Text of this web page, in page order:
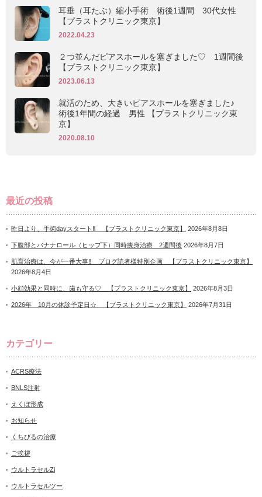
耳垂（耳たぶ）縮小手術 術後1週間 30代女性
【プラストクリニック東京】
2022.04.23
２つ並んだピアスホールを塞ぎました♡ 1週間後
【プラストクリニック東京】
2023.06.13
就活のため、大きいピアスホールを塞ぎました♪
術後1年間の経過 男性 【プラストクリニック東
京】
2020.08.10
最近の投稿
昨日より、手術dayスタート‼ 【プラストクリニック東京】 2026年8月8日
下腹部とバナナロール（ヒップ下）同時痩身治療 2週間後 2026年8月7日
肌育治療は、今が一番大事‼ ブログ読者様特別企画 【プラストクリニック東京】
2026年8月4日
小顔効果と同時に、歯も守る♡ 【プラストクリニック東京】 2026年8月3日
2026年 10月の休診予定日☆ 【プラストクリニック東京】 2026年7月31日
カテゴリー
ACRS療法
BNLS注射
えくぼ形成
お知らせ
くちびるの治療
ご挨拶
ウルトラセルZi
ウルトラセルツー